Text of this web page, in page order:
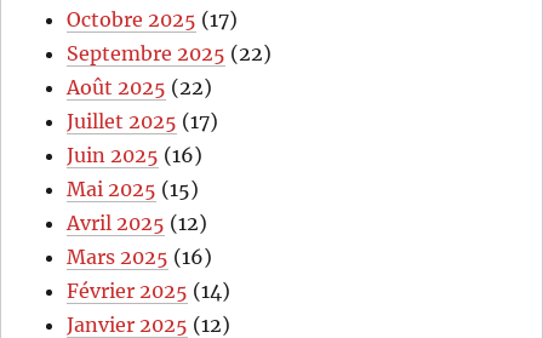
Octobre 2025 (17)
Septembre 2025 (22)
Août 2025 (22)
Juillet 2025 (17)
Juin 2025 (16)
Mai 2025 (15)
Avril 2025 (12)
Mars 2025 (16)
Février 2025 (14)
Janvier 2025 (12)